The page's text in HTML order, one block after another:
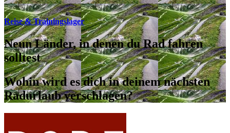
Reise & Trainingslager
Neun Länder, in denen du Rad fahren
solltest
Wohin wird es dich in deinem nächsten
Radurlaub verschlagen?